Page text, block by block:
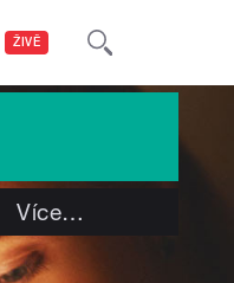
ŽIVĚ
Více…